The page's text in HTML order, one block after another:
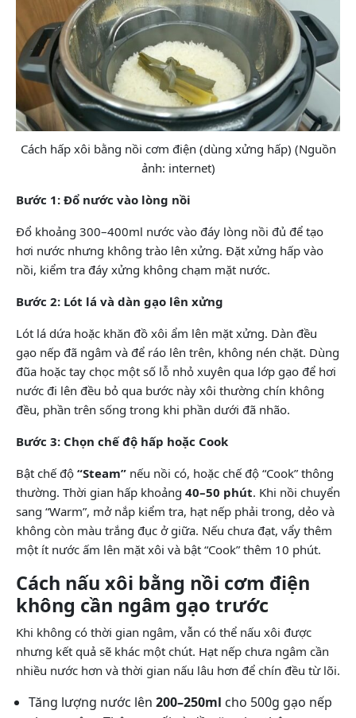
Cách hấp xôi bằng nồi cơm điện (dùng xửng hấp) (Nguồn
ảnh: internet)
Bước 1: Đổ nước vào lòng nồi
Đổ khoảng 300–400ml nước vào đáy lòng nồi đủ để tạo
hơi nước nhưng không trào lên xửng. Đặt xửng hấp vào
nồi, kiểm tra đáy xửng không chạm mặt nước.
Bước 2: Lót lá và dàn gạo lên xửng
Lót lá dứa hoặc khăn đồ xôi ẩm lên mặt xửng. Dàn đều
gạo nếp đã ngâm và để ráo lên trên, không nén chặt. Dùng
đũa hoặc tay chọc một số lỗ nhỏ xuyên qua lớp gạo để hơi
nước đi lên đều bỏ qua bước này xôi thường chín không
đều, phần trên sống trong khi phần dưới đã nhão.
Bước 3: Chọn chế độ hấp hoặc Cook
Bật chế độ “Steam” nếu nồi có, hoặc chế độ “Cook” thông
thường. Thời gian hấp khoảng 40–50 phút. Khi nồi chuyển
sang “Warm”, mở nắp kiểm tra, hạt nếp phải trong, dẻo và
không còn màu trắng đục ở giữa. Nếu chưa đạt, vẩy thêm
một ít nước ấm lên mặt xôi và bật “Cook” thêm 10 phút.
Cách nấu xôi bằng nồi cơm điện
không cần ngâm gạo trước
Khi không có thời gian ngâm, vẫn có thể nấu xôi được
nhưng kết quả sẽ khác một chút. Hạt nếp chưa ngâm cần
nhiều nước hơn và thời gian nấu lâu hơn để chín đều từ lõi.
Tăng lượng nước lên 200–250ml cho 500g gạo nếp